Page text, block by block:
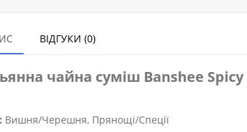
ВІДГУКИ (0)
чайна суміш Banshee
Вишня/Черешня, Прянощі/Спеції